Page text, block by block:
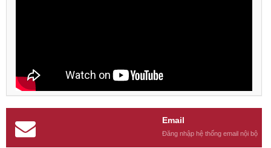
Email
Đăng nhập hệ thống email nội bộ